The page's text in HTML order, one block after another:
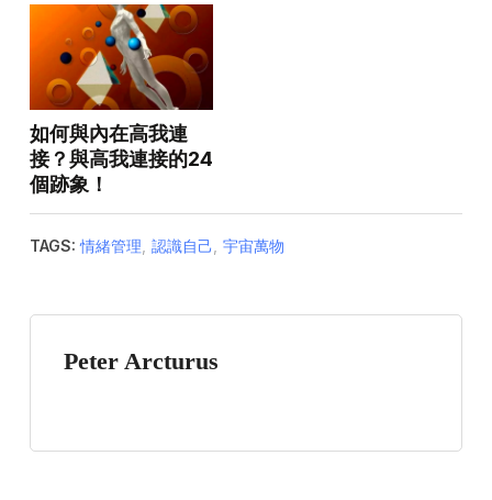
如何與內在高我連
接？與高我連接的24
個跡象！
TAGS:情緒管理 認識自己 宇宙萬物
Peter Arcturus